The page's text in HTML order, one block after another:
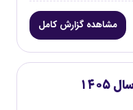
مشاهده گزارش کامل